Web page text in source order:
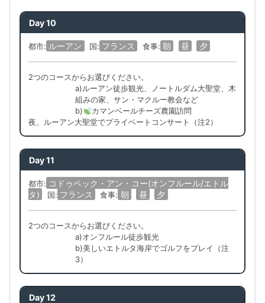
Day 10
都市: ルーアン 国: フランス 食事: 朝 昼 夕
2つのコースからお選びください。
a)ルーアン徒歩観光、ノートルダム大聖堂、木
組みの家、サン・マクルー教会など
b)
カマンベールチーズ農園訪問
夜、ルーアン大聖堂でプライベートコンサート（注2）
Day 11
都市: コドゥベック・アン・コー(オンフルール/エトル
タ)
国: フランス 食事: 朝 昼 夕
2つのコースからお選びください。
a)オンフルール徒歩観光
b)美しいエトルタ海岸でゴルフをプレイ（注
3）
Day 12